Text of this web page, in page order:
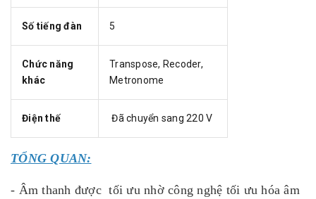
Số tiếng đàn 5
Chức năng
khác
Transpose, Recoder,
Metronome
Điện thế Đã chuyển sang 220 V
TỔNG QUAN:
- Âm thanh được tối ưu nhờ công nghệ tối ưu hóa âm